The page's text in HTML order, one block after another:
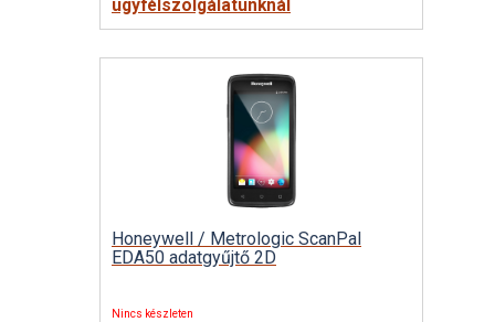
ügyfélszolgálatunknál
Honeywell / Metrologic ScanPal
EDA50 adatgyűjtő 2D
Nincs készleten